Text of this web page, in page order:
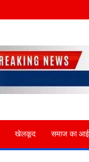
खेलकूद समाज का